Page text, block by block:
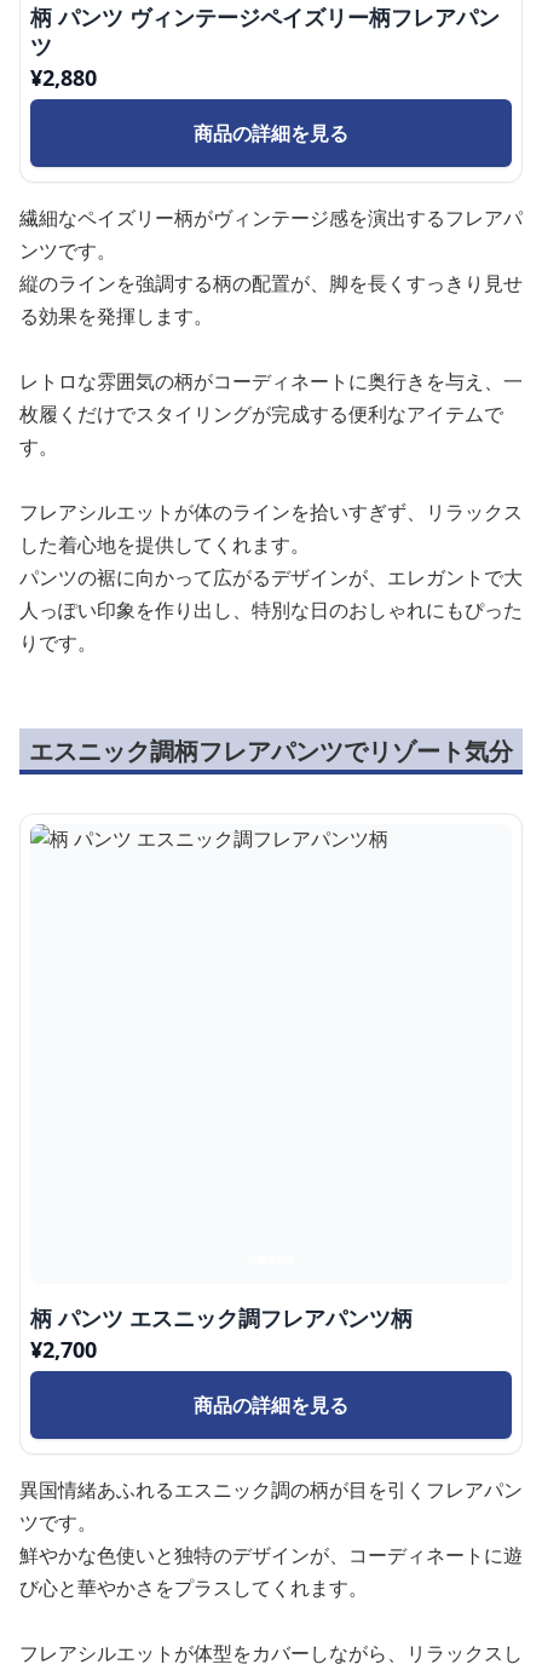
柄 パンツ ヴィンテージペイズリー柄フレアパン
ツ
¥2,880
商品の詳細を見る
繊細なペイズリー柄がヴィンテージ感を演出するフレアパ
ンツです。
縦のラインを強調する柄の配置が、脚を長くすっきり見せ
る効果を発揮します。
レトロな雰囲気の柄がコーディネートに奥行きを与え、一
枚履くだけでスタイリングが完成する便利なアイテムで
す。
フレアシルエットが体のラインを拾いすぎず、リラックス
した着心地を提供してくれます。
パンツの裾に向かって広がるデザインが、エレガントで大
人っぽい印象を作り出し、特別な日のおしゃれにもぴった
りです。
エスニック調柄フレアパンツでリゾート気分
柄 パンツ エスニック調フレアパンツ柄
¥2,700
商品の詳細を見る
異国情緒あふれるエスニック調の柄が目を引くフレアパン
ツです。
鮮やかな色使いと独特のデザインが、コーディネートに遊
び心と華やかさをプラスしてくれます。
フレアシルエットが体型をカバーしながら、リラックスし